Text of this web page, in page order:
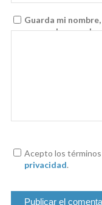
Guarda mi
navegador para la
Acepto los
privacidad.